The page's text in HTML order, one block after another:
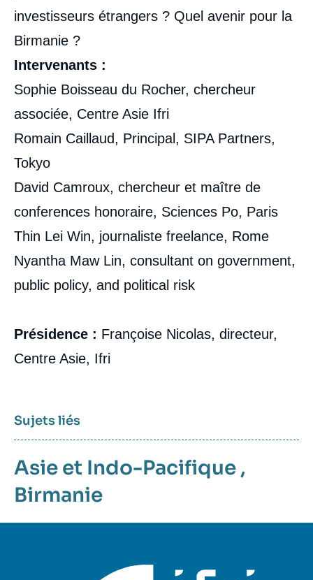
investisseurs étrangers ? Quel avenir pour la
Birmanie ?
Intervenants :
Sophie Boisseau du Rocher, chercheur
associée, Centre Asie Ifri
Romain Caillaud, Principal, SIPA Partners,
Tokyo
David Camroux, chercheur et maître de
conferences honoraire, Sciences Po, Paris
Thin Lei Win, journaliste freelance, Rome
Nyantha Maw Lin, consultant on government,
public policy, and political risk
Présidence : Françoise Nicolas, directeur,
Centre Asie, Ifri
Sujets liés
Asie et Indo-Pacifique ,
Birmanie